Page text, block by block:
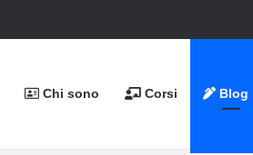
Chi sono Corsi Blog